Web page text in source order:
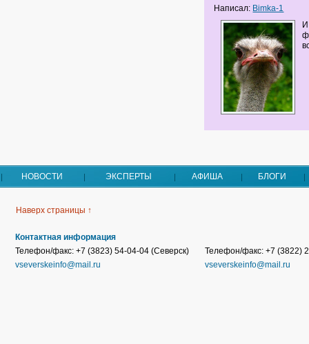
Написал: Bimka-1
НОВОСТИ ЭКСПЕРТЫ АФИША БЛОГИ
Наверх страницы ↑
Контактная информация
Телефон/факс: +7 (3823) 54-04-04 (Северск)
vseverskeinfo@mail.ru
Телефон/факс: +7 (3822)
vseverskeinfo@mail.ru